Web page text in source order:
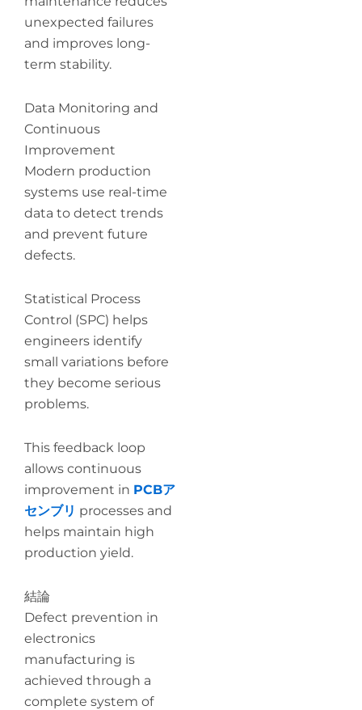
unexpected failures
and improves long-
term stability.
Data Monitoring and
Continuous
Improvement
Modern production
systems use real-time
data to detect trends
and prevent future
defects.
Statistical Process
Control (SPC) helps
engineers identify
small variations before
they become serious
problems.
This feedback loop
allows continuous
improvement in PCBア
センブリ processes and
helps maintain high
production yield.
結論
Defect prevention in
electronics
manufacturing is
achieved through a
complete system of